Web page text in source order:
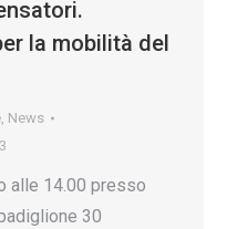
la mobilità del
, News
alle 14.00 presso
30